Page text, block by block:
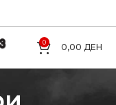
увозници на Hexol,
0 0,00 ДЕН